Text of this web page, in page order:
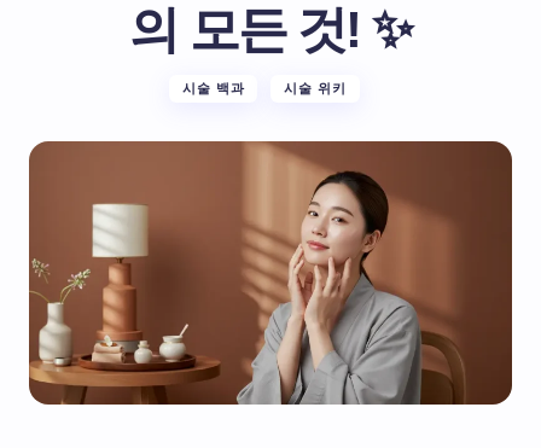
의 모든 것! ✨
시술 백과 시술 위키